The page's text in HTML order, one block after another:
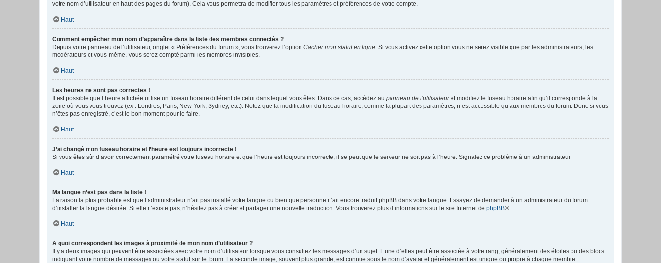
votre nom d’utilisateur en haut des pages du forum). Cela vous permettra de modifier tous les paramètres et préférences de votre compte.
Haut
Comment empêcher mon nom d’apparaître dans la liste des membres connectés ?
Depuis votre panneau de l’utilisateur, onglet « Préférences du forum », vous trouverez l’option Cacher mon statut en ligne. Si vous activez cette option vous ne serez visible que par les administrateurs, les
modérateurs et vous-même. Vous serez compté parmi les membres invisibles.
Haut
Les heures ne sont pas correctes !
Il est possible que l’heure affichée utilise un fuseau horaire différent de celui dans lequel vous êtes. Dans ce cas, accédez au panneau de l’utilisateuret modifiez le fuseau horaire afin qu’il corresponde à la
zone où vous vous trouvez (ex : Londres, Paris, New York, Sydney, etc.). Notez que la modification du fuseau horaire, comme la plupart des paramètres, n’est accessible qu’aux membres du forum. Donc si vous
n’êtes pas enregistré, c’est le bon moment pour le faire.
Haut
J’ai changé mon fuseau horaire et l’heure est toujours incorrecte !
Si vous êtes sûr d’avoir correctement paramétré votre fuseau horaire et que l’heure est toujours incorrecte, il se peut que le serveur ne soit pas à l’heure. Signalez ce problème à un administrateur.
Haut
Ma langue n’est pas dans la liste !
La raison la plus probable est que l’administrateur n’ait pas installé votre langue ou bien que personne n’ait encore traduit phpBB dans votre langue. Essayez de demander à un administrateur du forum
d’installer la langue désirée. Si elle n’existe pas, n’hésitez pas à créer et partager une nouvelle traduction. Vous trouverez plus d’informations sur le site Internet de phpBB®.
Haut
A quoi correspondent les images à proximité de mon nom d’utilisateur ?
Il y a deux images qui peuvent être associées avec votre nom d’utilisateur lorsque vous consultez les messages d’un sujet. L’une d’elles peut être associée à votre rang, généralement des étoiles ou des blocs
indiquant votre nombre de messages ou votre statut sur le forum. La seconde image, souvent plus grande, est connue sous le nom d’avatar et généralement est unique ou propre à chaque membre.